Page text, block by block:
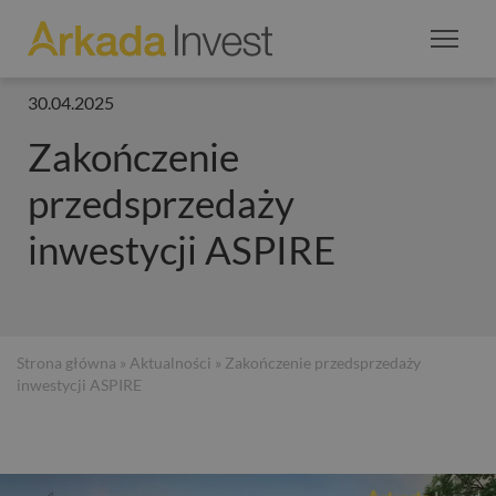
30.04.2025
Zakończenie
przedsprzedaży
inwestycji ASPIRE
Strona główna » Aktualności » Zakończenie przedsprzedaży
inwestycji ASPIRE